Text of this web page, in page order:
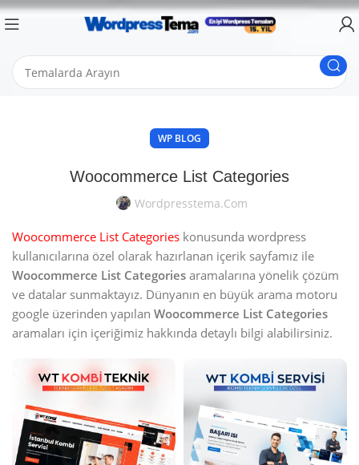
WP BLOG
Woocommerce List Categories
Wordpresstema.com
Woocommerce List Categories konusunda wordpress
kullanıcılarına özel olarak hazırlanan içerik sayfamız ile
Woocommerce List Categories aramalarına yönelik çözüm
ve datalar sunmaktayız. Dünyanın en büyük arama motoru
google üzerinden yapılan Woocommerce List Categories
aramaları için içeriğimiz hakkında detaylı bilgi alabilirsiniz.